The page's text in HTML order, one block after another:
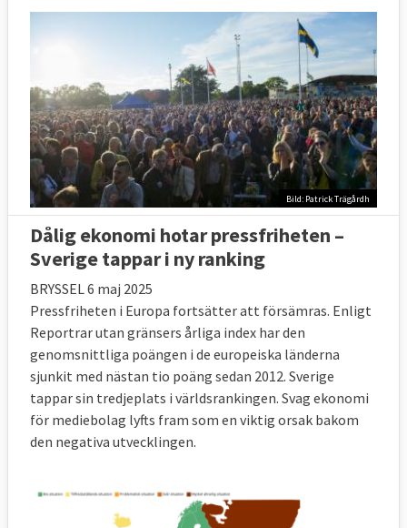
Bild: Patrick Trägårdh
Dålig ekonomi hotar pressfriheten –
Sverige tappar i ny ranking
BRYSSEL 6 maj 2025
Pressfriheten i Europa fortsätter att försämras. Enligt
Reportrar utan gränsers årliga index har den
genomsnittliga poängen i de europeiska länderna
sjunkit med nästan tio poäng sedan 2012. Sverige
tappar sin tredjeplats i världsrankingen. Svag ekonomi
för mediebolag lyfts fram som en viktig orsak bakom
den negativa utvecklingen.